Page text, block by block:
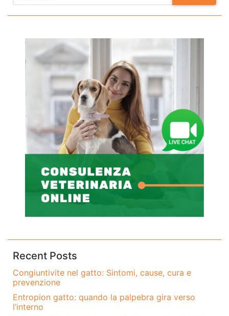
Recent Posts
Congiuntivite nel gatto: Sintomi, cause, cura e
prevenzione
Entropion gatto: quando la palpebra gira verso
l’interno